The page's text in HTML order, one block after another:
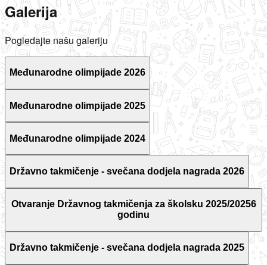
Galerija
Pogledajte našu galeriju
Međunarodne olimpijade 2026
Međunarodne olimpijade 2025
Međunarodne olimpijade 2024
Državno takmičenje - svečana dodjela nagrada 2026
Otvaranje Državnog takmičenja za školsku 2025/20256
godinu
Državno takmičenje - svečana dodjela nagrada 2025